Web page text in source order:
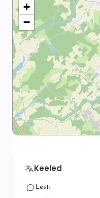
+
−
Keeled
Eesti